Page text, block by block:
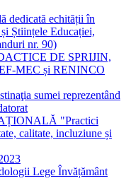
dedicată echității în
Științele Educației,
nr. 90)
DE SPRIJIN,
MEC și RENINCO
sumei reprezentând
"Practici
calitate, incluziune și
Lege Învățământ